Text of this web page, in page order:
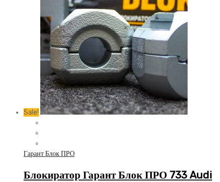
Sale!
Гарант Блок ПРО
Блокиратор Гарант Блок ПРО 733 Audi